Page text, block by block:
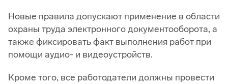
Новые правила допускают применение в области
охраны труда электронного документооборота, а
также фиксировать факт выполнения работ при
помощи аудио- и видеоустройств.
Кроме того, все работодатели должны провести